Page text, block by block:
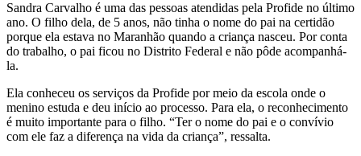
Sandra Carvalho é uma das pessoas atendidas pela Profide no último
ano. O filho dela, de 5 anos, não tinha o nome do pai na certidão
porque ela estava no Maranhão quando a criança nasceu. Por conta
do trabalho, o pai ficou no Distrito Federal e não pôde acompanhá-
la.
Ela conheceu os serviços da Profide por meio da escola onde o
menino estuda e deu início ao processo. Para ela, o reconhecimento
é muito importante para o filho. “Ter o nome do pai e o convívio
com ele faz a diferença na vida da criança”, ressalta.